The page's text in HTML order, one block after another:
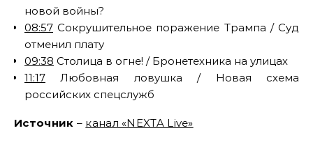
новой войны?
08:57 Сокрушительное поражение Трампа / Суд
отменил плату
09:38 Столица в огне! / Бронетехника на улицах
11:17 Любовная ловушка / Новая схема
российских спецслужб
Источник – канал «NEXTA Live»